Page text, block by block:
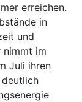
erreichen.
in
und
nimmt im
Juli ihren